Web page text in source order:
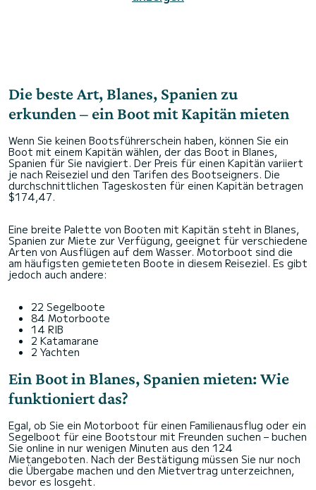
Die beste Art, Blanes, Spanien zu
erkunden – ein Boot mit Kapitän mieten
Wenn Sie keinen Bootsführerschein haben, können Sie ein
Boot mit einem Kapitän wählen, der das Boot in Blanes,
Spanien für Sie navigiert. Der Preis für einen Kapitän variiert
je nach Reiseziel und den Tarifen des Bootseigners. Die
durchschnittlichen Tageskosten für einen Kapitän betragen
$174,47.
Eine breite Palette von Booten mit Kapitän steht in Blanes,
Spanien zur Miete zur Verfügung, geeignet für verschiedene
Arten von Ausflügen auf dem Wasser. Motorboot sind die
am häufigsten gemieteten Boote in diesem Reiseziel. Es gibt
jedoch auch andere:
22 Segelboote
84 Motorboote
14 RIB
2 Katamarane
2 Yachten
Ein Boot in Blanes, Spanien mieten: Wie
funktioniert das?
Egal, ob Sie ein Motorboot für einen Familienausflug oder ein
Segelboot für eine Bootstour mit Freunden suchen – buchen
Sie online in nur wenigen Minuten aus den 124
Mietangeboten. Nach der Bestätigung müssen Sie nur noch
die Übergabe machen und den Mietvertrag unterzeichnen,
bevor es losgeht.